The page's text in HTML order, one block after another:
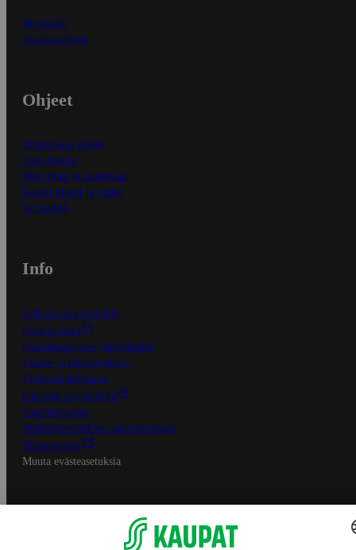
Myymälät
Asiakaspalvelu
Ohjeet
Ensitilaajan ohjeet
Näin maksat
Näin tilaat ja muokkaat
Kaikki ohjeet ja vinkit
In English
Info
S-Business yrityksille
Oiva-raportit
Osuuskauppojen yhteystiedot
Tilaus- ja toimitusehdot
Tietosuojakäytäntö
Palvelun käyttöehdot
Saavutettavuus
Mobiilisovelluksen saavutettavuus
Mainostajalle
Muuta evästeasetuksia
S-ryhmän palvelut